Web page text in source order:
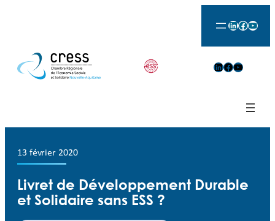
LinkedIn
Facebook
LinkedIn
Facebook
YouTube
13 février 2020
Livret de Développement Durable
et Solidaire sans ESS ?